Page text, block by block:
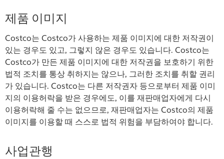
제품 이미지
Costco는 Costco가 사용하는 제품 이미지에 대한 저작권이
있는 경우도 있고, 그렇지 않은 경우도 있습니다. Costco는
Costco가 만든 제품 이미지에 대한 저작권을 보호하기 위한
법적 조치를 통상 취하지는 않으나, 그러한 조치를 취할 권리
가 있습니다. Costco는 다른 저작권자 등으로부터 제품 이미
지의 이용허락을 받은 경우에도, 이를 재판매업자에게 다시
이용허락해 줄 수는 없으므로, 재판매업자는 Costco의 제품
이미지를 이용할 때 스스로 법적 위험을 부담하여야 합니다.
사업관행